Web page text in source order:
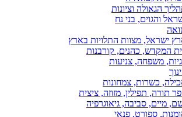
הגאולה וציונות
והגוים, בני נח
ישראל, מצוות התלויות בארץ
המקדש, כהנים, קורבנות
משפחה, צניעות
כשרות, צמחונות
תורה, תפילין, מזוזה, ציצית
מיים, סביבה, גיאוגרפיה
ספורט, פנאי